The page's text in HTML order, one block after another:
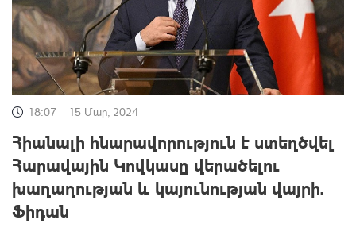
18:07 15 Մար, 2024
Հիանալի հնարավորություն է ստեղծվել
Հարավային Կովկասը վերածելու
խաղաղության և կայունության վայրի.
Ֆիդան